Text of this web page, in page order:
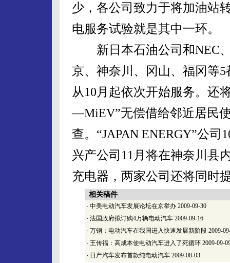
少，各公司致力于将加油站
电服务试验就是其中一环。
新日本石油公司和NEC、
京、神奈川、冈山、福冈等
从10月起依次开始服务。还
—MiEV”无偿借给邻近居民
查。“JAPAN ENERGY”公
兴产公司11月将在神奈川县
充电器，两家公司还将同时
相关稿件
· 中美电动汽车发展论坛在京举办 2009-09-30
· 法国政府拟订购4万辆电动汽车 2009-09-16
· 万钢：电动汽车在我国进入快速发展新阶段 2009-
· 王传福：高成本使电动汽车进入了死循环 2009-09-
· 日产汽车发布首款纯电动汽车 2009-08-03